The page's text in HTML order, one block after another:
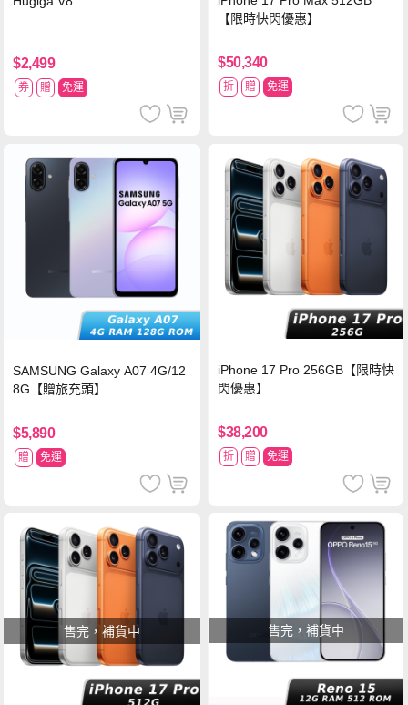
$2,499
券 贈 免運
【限時快閃優惠】
$50,340
折 贈 免運
SAMSUNG Galaxy A07 4G/12
8G【贈旅充頭】
$5,890
贈 免運
iPhone 17 Pro 256GB【限時快
閃優惠】
$38,200
折 贈 免運
售完，補貨中 售完，補貨中